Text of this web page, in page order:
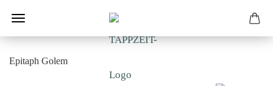
Epitaph Golem